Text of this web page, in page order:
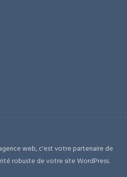
web, c'est votre partenaire de
robuste de votre site WordPress.